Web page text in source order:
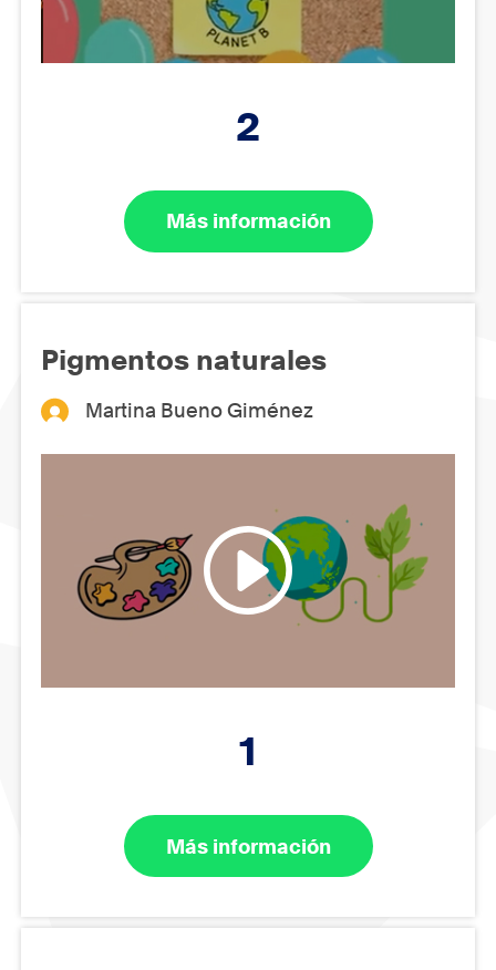
2
Más información
Pigmentos naturales
Martina Bueno Giménez
1
Más información